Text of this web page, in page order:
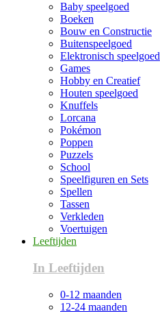
Baby speelgoed
Boeken
Bouw en Constructie
Buitenspeelgoed
Elektronisch speelgoed
Games
Hobby en Creatief
Houten speelgoed
Knuffels
Lorcana
Pokémon
Poppen
Puzzels
School
Speelfiguren en Sets
Spellen
Tassen
Verkleden
Voertuigen
Leeftijden
In Leeftijden
0-12 maanden
12-24 maanden